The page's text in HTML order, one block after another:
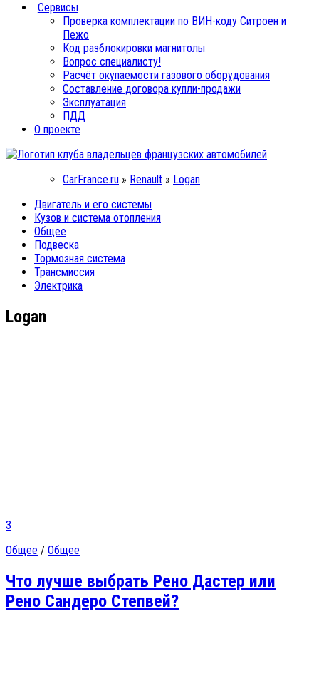
Сервисы
Проверка комплектации по ВИН-коду Ситроен и
Пежо
Код разблокировки магнитолы
Вопрос специалисту!
Расчёт окупаемости газового оборудования
Составление договора купли-продажи
Эксплуатация
ПДД
О проекте
CarFrance.ru » Renault » Logan
Двигатель и его системы
Кузов и система отопления
Общее
Подвеска
Тормозная система
Трансмиссия
Электрика
Logan
3
Общее / Общее
Что лучше выбрать Рено Дастер или
Рено Сандеро Степвей?